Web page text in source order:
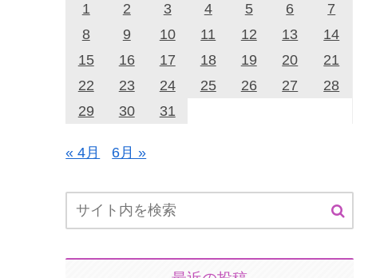
1 2 3 4 5 6
7
8
9 10 11 12 13
14
15
16 17 18 19 20
21
22
23 24 25 26 27
28
29
30 31
« 4月 6月 »